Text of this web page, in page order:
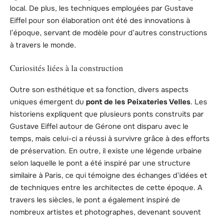
local. De plus, les techniques employées par Gustave
Eiffel pour son élaboration ont été des innovations à
l’époque, servant de modèle pour d’autres constructions
à travers le monde.
Curiosités liées à la construction
Outre son esthétique et sa fonction, divers aspects
uniques émergent du pont de les Peixateries Velles. Les
historiens expliquent que plusieurs ponts construits par
Gustave Eiffel autour de Gérone ont disparu avec le
temps, mais celui-ci a réussi à survivre grâce à des efforts
de préservation. En outre, il existe une légende urbaine
selon laquelle le pont a été inspiré par une structure
similaire à Paris, ce qui témoigne des échanges d’idées et
de techniques entre les architectes de cette époque. A
travers les siècles, le pont a également inspiré de
nombreux artistes et photographes, devenant souvent